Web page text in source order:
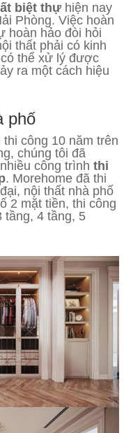
biệt thự hiện nay
Phòng. Việc hoàn
hoàn hảo đòi hỏi
thất phải có kinh
thể xử lý được
ra một cách hiệu
phố
công 10 năm trên
chúng tôi đã
công trình thi
. Morehome đã thi
nội thất nhà phố
2 mặt tiền, thi công
tầng, 4 tầng, 5